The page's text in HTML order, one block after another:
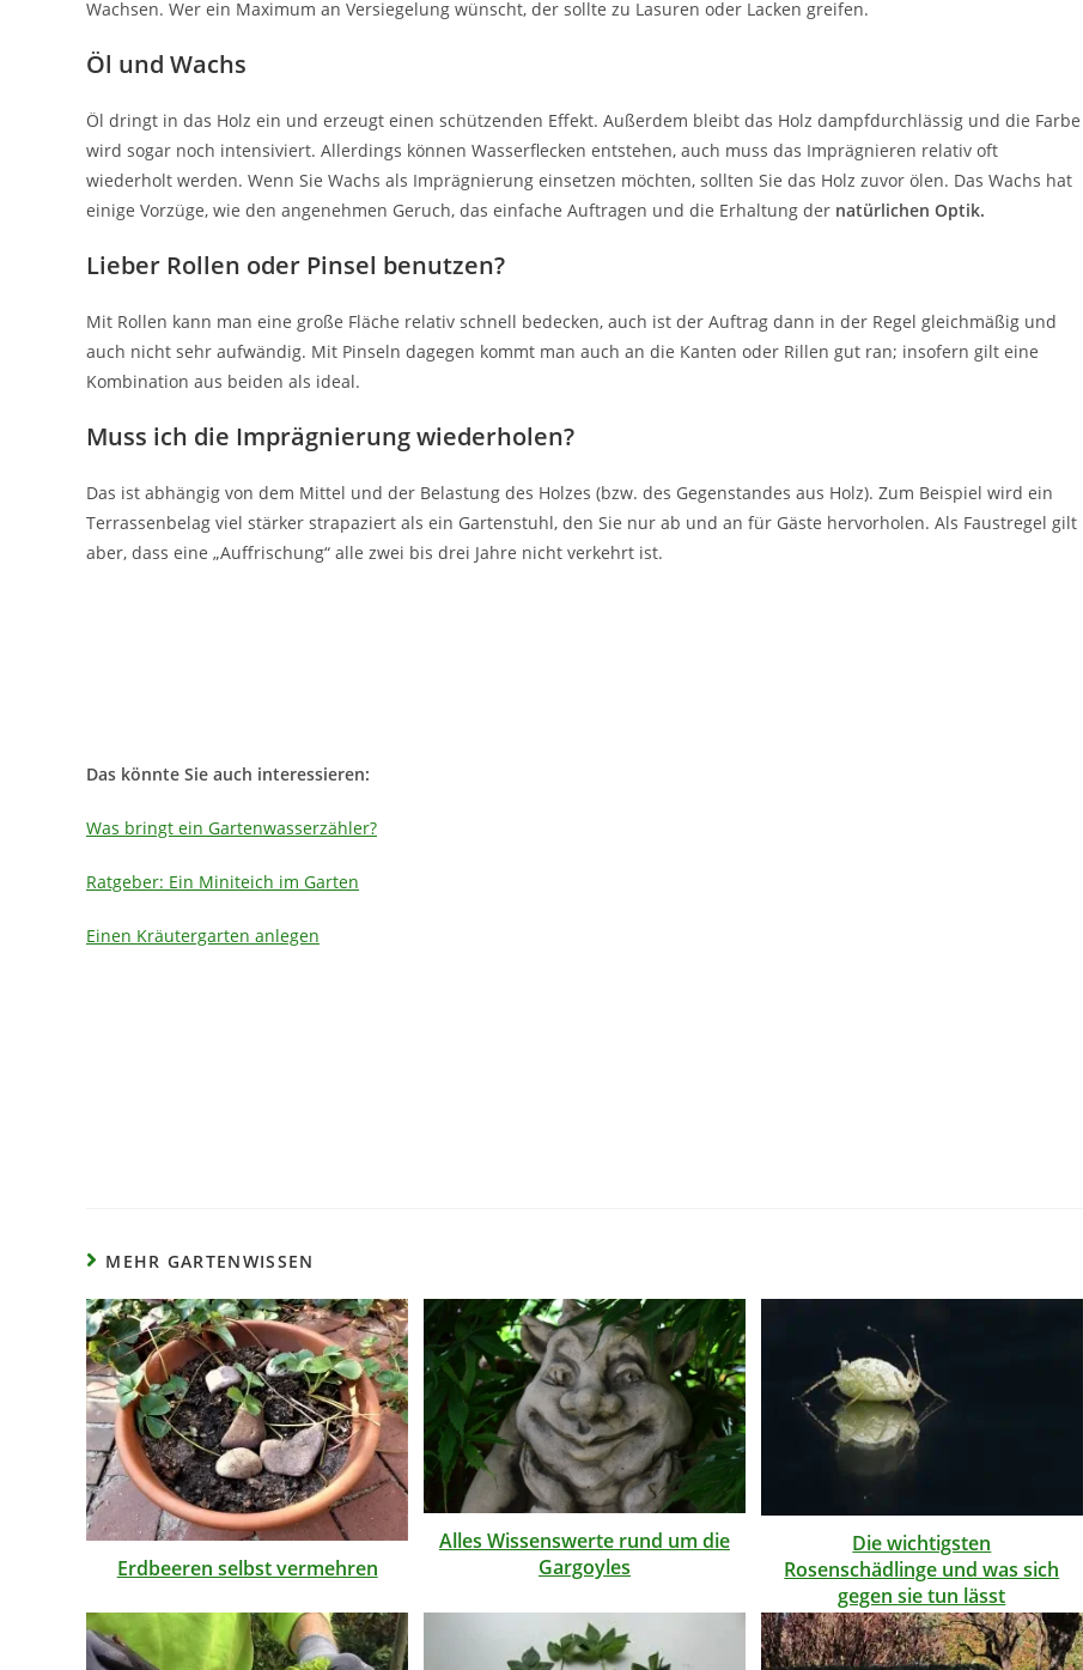
Wachsen. Wer ein Maximum an Versiegelung wünscht, der sollte zu Lasuren oder Lacken greifen.
Öl und Wachs
Öl dringt in das Holz ein und erzeugt einen schützenden Effekt. Außerdem bleibt das Holz dampfdurchlässig und die Farbe
wird sogar noch intensiviert. Allerdings können Wasserflecken entstehen, auch muss das Imprägnieren relativ oft
wiederholt werden. Wenn Sie Wachs als Imprägnierung einsetzen möchten, sollten Sie das Holz zuvor ölen. Das Wachs hat
einige Vorzüge, wie den angenehmen Geruch, das einfache Auftragen und die Erhaltung der natürlichen Optik.
Lieber Rollen oder Pinsel benutzen?
Mit Rollen kann man eine große Fläche relativ schnell bedecken, auch ist der Auftrag dann in der Regel gleichmäßig und
auch nicht sehr aufwändig. Mit Pinseln dagegen kommt man auch an die Kanten oder Rillen gut ran; insofern gilt eine
Kombination aus beiden als ideal.
Muss ich die Imprägnierung wiederholen?
Das ist abhängig von dem Mittel und der Belastung des Holzes (bzw. des Gegenstandes aus Holz). Zum Beispiel wird ein
Terrassenbelag viel stärker strapaziert als ein Gartenstuhl, den Sie nur ab und an für Gäste hervorholen. Als Faustregel gilt
aber, dass eine „Auffrischung“ alle zwei bis drei Jahre nicht verkehrt ist.
Das könnte Sie auch interessieren:
Was bringt ein Gartenwasserzähler?
Ratgeber: Ein Miniteich im Garten
Einen Kräutergarten anlegen
MEHR GARTENWISSEN
Erdbeeren selbst vermehren
Alles Wissenswerte rund um die
Gargoyles
Die wichtigsten
Rosenschädlinge und was sich
gegen sie tun lässt